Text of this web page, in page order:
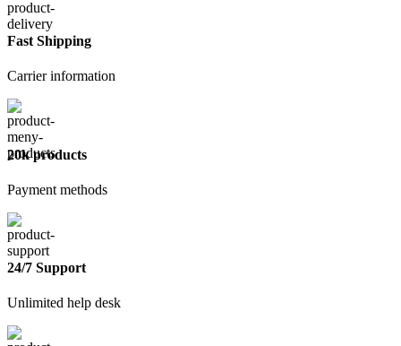
Fast Shipping
Carrier information
20k products
Payment methods
24/7 Support
Unlimited help desk